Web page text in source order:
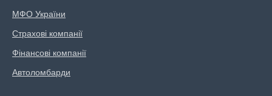
МФО України
Страхові компанії
Фінансові компанії
Автоломбарди